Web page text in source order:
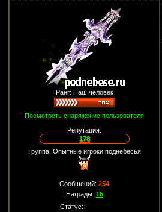
Ранг: Наш человек
Посмотреть снаряжение пользователя
Репутация:
178
Группа: Опытные игроки поднебесья
Сообщений:254
Награды: 15
Статус: